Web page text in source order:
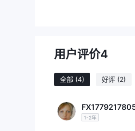
根据所提供的信息，看来
的交易实践、透明度和客
Ubuntu Invest提供即时
力、免费的交易教育资源
方便地与市场保持联系。
用户评价4
全部 (4) 好评 (2)
1-2年